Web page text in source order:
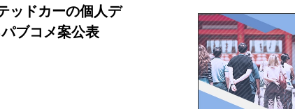
ドカーの個人デ
ブコメ案公表